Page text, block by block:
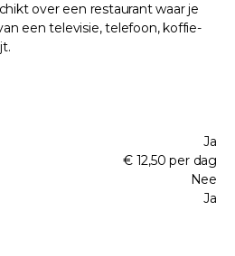
over een restaurant waar je
een televisie, telefoon, koffie-
Ja
€ 12,50 per dag
Nee
Ja